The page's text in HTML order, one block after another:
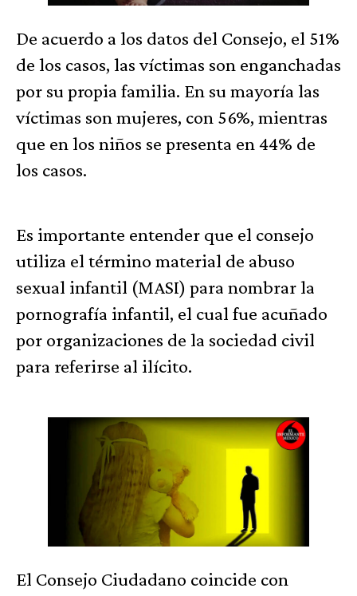
De acuerdo a los datos del Consejo, el 51%
de los casos, las víctimas son enganchadas
por su propia familia. En su mayoría las
víctimas son mujeres, con 56%, mientras
que en los niños se presenta en 44% de
los casos.
Es importante entender que el consejo
utiliza el término material de abuso
sexual infantil (MASI) para nombrar la
pornografía infantil, el cual fue acuñado
por organizaciones de la sociedad civil
para referirse al ilícito.
El Consejo Ciudadano coincide con